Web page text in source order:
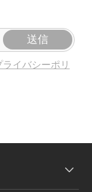
送信
ライバシーポリ